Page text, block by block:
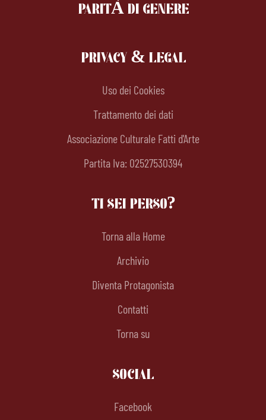
PARITÀ DI GENERE
PRIVACY & LEGAL
Uso dei Cookies
Trattamento dei dati
Associazione Culturale Fatti d'Arte
Partita Iva: 02527530394
TI SEI PERSO?
Torna alla Home
Archivio
Diventa Protagonista
Contatti
Torna su
SOCIAL
Facebook